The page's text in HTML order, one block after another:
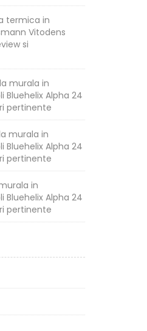
termica in
Vitodens
si
murala in
Bluehelix Alpha 24
pertinente
murala in
Bluehelix Alpha 24
pertinente
in
Bluehelix Alpha 24
pertinente